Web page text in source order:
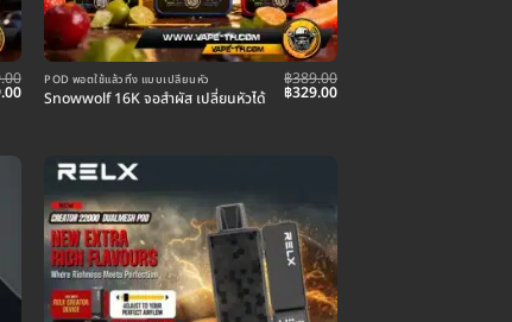
Current
price
POD พอตใช้แล้วทิ้ง แบบเปลี่ยนหัว
Snowwolf 16K จอสำผัส เปลี่ยนหัวได้
฿389.00
Original
price
฿329.00Current